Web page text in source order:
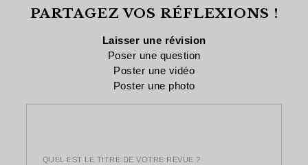
PARTAGEZ VOS RÉFLEXIONS !
Laisser une révision
Poser une question
Poster une vidéo
Poster une photo
QUEL EST LE TITRE DE VOTRE REVUE ?